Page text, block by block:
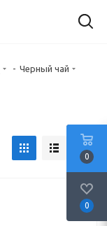
- Черный чай
0
0